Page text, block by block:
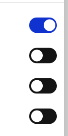
thought her
being
owner,